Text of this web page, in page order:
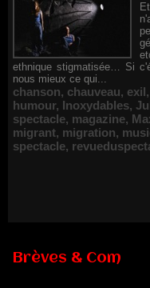
ethnique stigmatisée… Si
nous mieux ce qui...
chanson, chauveau, exil,
humour, Inoxydables,
spectacle, magazine,
migrant, migration,
spectacle,
Brèves & Com